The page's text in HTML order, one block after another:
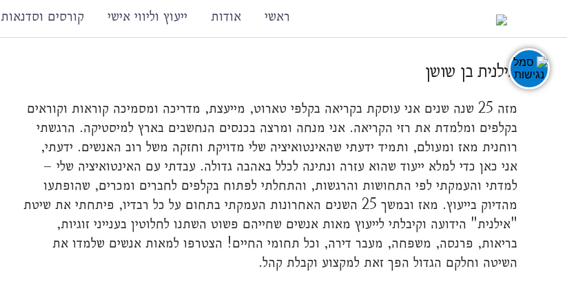
ראשי אודות ייעוץ וליווי אישי קורסים וסדנאות
אילנית בן שושן
מזה 25 שנה שנים אני עוסקת בקריאה בקלפי טארוט, מייעצת, מדריכה ומסמיכה קוראות וקוראים
בקלפים ומלמדת את רזי הקריאה. אני מנחה ומרצה בכנסים הנחשבים בארץ למיסטיקה. הרגשתי
רוחנית מאז ומעולם, ותמיד ידעתי שהאינטואיציה שלי מדויקת וחזקה משל רוב האנשים. ידעתי,
אני כאן כדי למלא ייעוד שהוא עזרה ונתינה לכלל באהבה גדולה. עבדתי עם האינטואיציה שלי –
למדתי והעמקתי לפי התחושות והרגשות, והתחלתי לפתוח בקלפים לחברים ומכרים, שהופתעו
מהדיוק בייעוץ. מאז ובמשך 25 השנים האחרונות העמקתי בתחום על כל רבדיו, פיתחתי את שיטת
"אילנית" הידועה וקיבלתי לייעוץ מאות אנשים שחייהם פשוט השתנו לחלוטין בענייני זוגיות,
בריאות, פרנסה, משפחה, מעבר דירה, וכל תחומי החיים! הצטרפו למאות אנשים שלמדו את
השיטה וחלקם הגדול הפך זאת למקצוע וקבלת קהל.